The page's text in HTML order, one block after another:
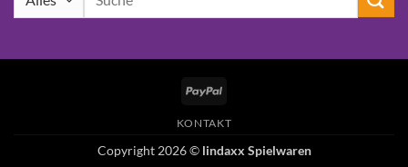
PayPal
KONTAKT
Copyright 2026 © lindaxx Spielwaren